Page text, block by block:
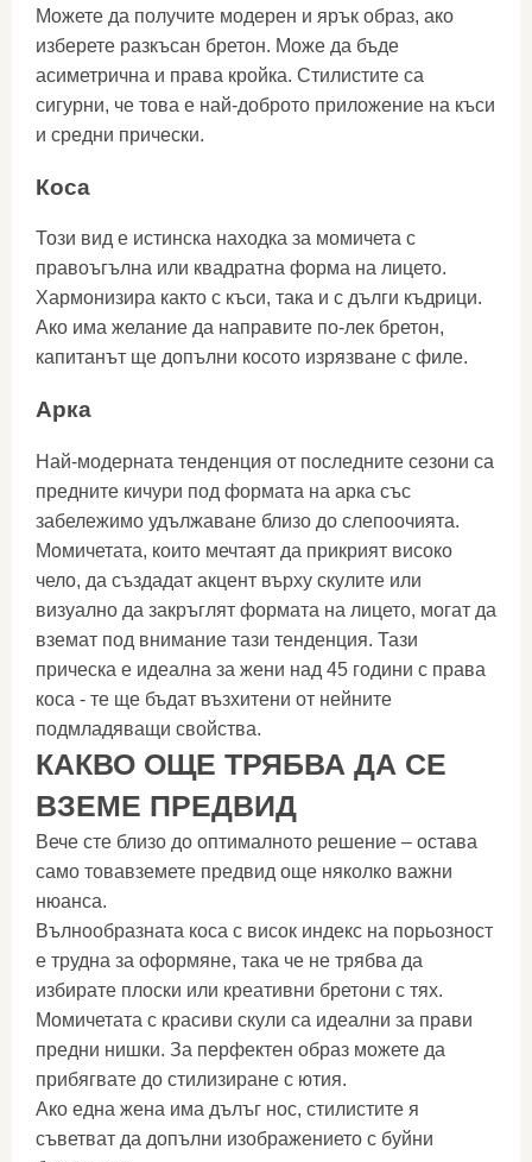
Можете да получите модерен и ярък образ, ако
изберете разкъсан бретон. Може да бъде
асиметрична и права кройка. Стилистите са
сигурни, че това е най-доброто приложение на къси
и средни прически.
Коса
Този вид е истинска находка за момичета с
правоъгълна или квадратна форма на лицето.
Хармонизира както с къси, така и с дълги къдрици.
Ако има желание да направите по-лек бретон,
капитанът ще допълни косото изрязване с филе.
Арка
Най-модерната тенденция от последните сезони са
предните кичури под формата на арка със
забележимо удължаване близо до слепоочията.
Момичетата, които мечтаят да прикрият високо
чело, да създадат акцент върху скулите или
визуално да закръглят формата на лицето, могат да
вземат под внимание тази тенденция. Тази
прическа е идеална за жени над 45 години с права
коса - те ще бъдат възхитени от нейните
подмладяващи свойства.
КАКВО ОЩЕ ТРЯБВА ДА СЕ
ВЗЕМЕ ПРЕДВИД
Вече сте близо до оптималното решение – остава
само товавземете предвид още няколко важни
нюанса.
Вълнообразната коса с висок индекс на порьозност
е трудна за оформяне, така че не трябва да
избирате плоски или креативни бретони с тях.
Момичетата с красиви скули са идеални за прави
предни нишки. За перфектен образ можете да
прибягвате до стилизиране с ютия.
Ако една жена има дълъг нос, стилистите я
съветват да допълни изображението с буйни